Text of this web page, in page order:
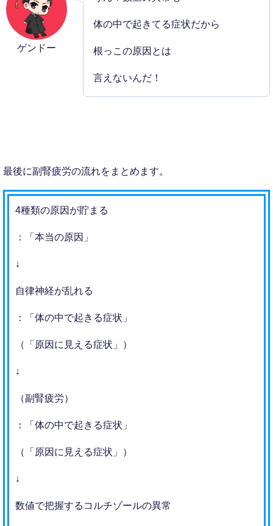
ゲンドー
体の中で起きてる症状だから
根っこの原因とは
言えないんだ！
最後に副腎疲労の流れをまとめます。
4種類の原因が貯まる
：「本当の原因」
↓
自律神経が乱れる
：「体の中で起きる症状」
（「原因に見える症状」）
↓
（副腎疲労）
：「体の中で起きる症状」
（「原因に見える症状」）
↓
数値で把握するコルチゾールの異常